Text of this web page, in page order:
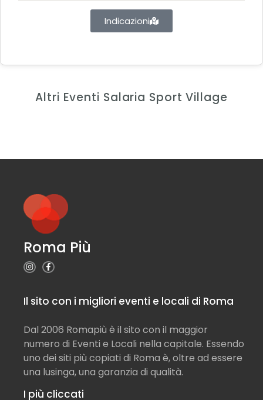
Indicazioni
Altri Eventi Salaria Sport Village
Roma Più
Il sito con i migliori eventi e locali di Roma
Dal 2006 Romapiù è il sito con il maggior
numero di Eventi e Locali nella capitale. Essendo
uno dei siti più copiati di Roma è, oltre ad essere
una lusinga, una garanzia di qualità.
I più cliccati